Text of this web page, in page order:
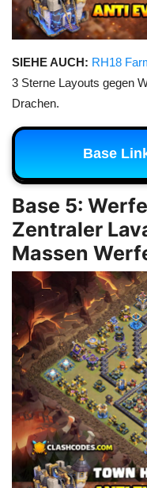
SIEHE AUCH: RH18
3 Sterne Layouts gegen
Drachen.
Base
Base 5:
Zentraler
Massen